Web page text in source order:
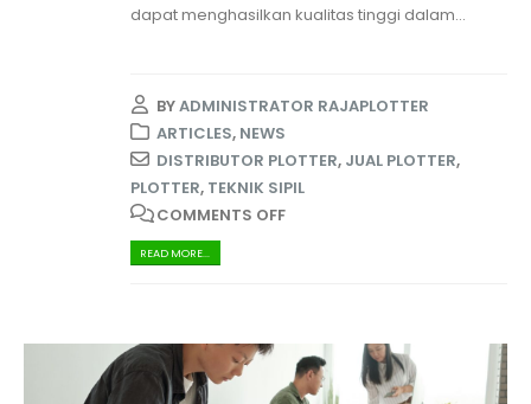
dapat menghasilkan kualitas tinggi dalam...
BYADMINISTRATOR RAJAPLOTTER
ARTICLES, NEWS
DISTRIBUTOR PLOTTER, JUAL PLOTTER,
PLOTTER, TEKNIK SIPIL
COMMENTS OFF
READ MORE...